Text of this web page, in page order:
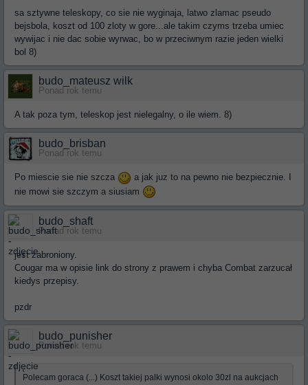
sa sztywne teleskopy, co sie nie wyginaja, latwo zlamac pseudo
bejsbola, koszt od 100 zloty w gore...ale takim czyms trzeba umiec
wywijac i nie dac sobie wyrwac, bo w przeciwnym razie jeden wielki
bol 8)
budo_mateusz wilk
Ponad rok temu
A tak poza tym, teleskop jest nielegalny, o ile wiem. 8)
budo_brisban
Ponad rok temu
Po miescie sie nie szcza
a jak juz to na pewno nie bezpiecznie. I
nie mowi sie szczym a siusiam
budo_shaft
Ponad rok temu
jest zabroniony.
Cougar ma w opisie link do strony z prawem i chyba Combat zarzucał
kiedys przepisy.
pzdr
budo_punisher
Ponad rok temu
Polecam goraca (...) Koszt takiej palki wynosi okolo 30zl na aukcjach